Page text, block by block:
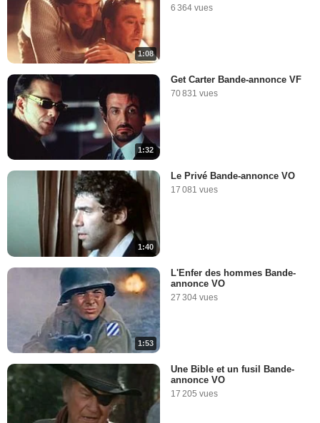
1:08
6 364 vues
1:32
Get Carter Bande-annonce VF
70 831 vues
1:40
Le Privé Bande-annonce VO
17 081 vues
1:53
L'Enfer des hommes Bande-
annonce VO
27 304 vues
Une Bible et un fusil Bande-
annonce VO
17 205 vues